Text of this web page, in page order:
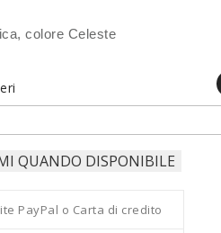
colore Celeste
QUANDO DISPONIBILE
PayPal o Carta di credito